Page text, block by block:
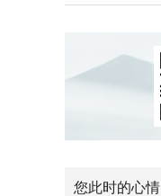
您此时的心情